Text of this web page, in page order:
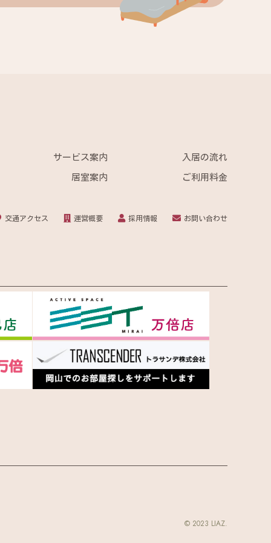
サービス案内 入居の流れ
居室案内 ご利用料金
交通アクセス 運営概要 採用情報 お問い合わせ
© 2023 LIAZ.